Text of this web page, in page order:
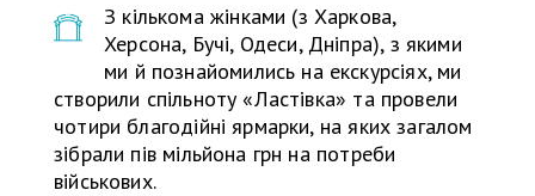
З кількома жінками (з Харкова,
Херсона, Бучі, Одеси, Дніпра), з якими
ми й познайомились на екскурсіях, ми
створили спільноту «Ластівка» та провели
чотири благодійні ярмарки, на яких загалом
зібрали пів мільйона грн на потреби
військових.